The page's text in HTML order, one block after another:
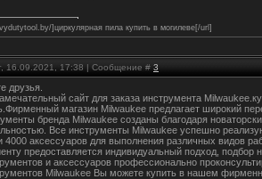
]циркулярная пила купить в могилеве[/url]
16.09.2021, 17:38 | Сообщение # 3
друзья.
сайт для заказа инструмента
магазин Milwaukee предлагает широкий
бренда Milwaukee созданы благодаря
Все инструменты Milwaukee успешно
4000 аксессуаров для выполнения различных видов
предоставляется индивидуальный подход,
и аксессуаров профессионально
Milwaukee Вы можете купить в нашем